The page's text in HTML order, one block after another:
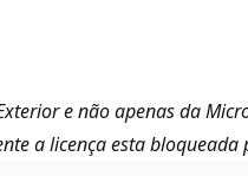
e não apenas da
a licença esta